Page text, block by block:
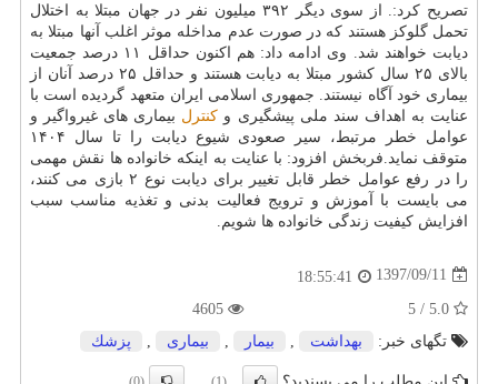
تصریح كرد:. از سوی دیگر ۳۹۲ میلیون نفر در جهان مبتلا به اختلال
تحمل گلوكز هستند كه در صورت عدم مداخله موثر اغلب آنها مبتلا به
دیابت خواهند شد. وی ادامه داد: هم اكنون حداقل ۱۱ درصد جمعیت
بالای ۲۵ سال كشور مبتلا به دیابت هستند و حداقل ۲۵ درصد آنان از
بیماری خود آگاه نیستند. جمهوری اسلامی ایران متعهد گردیده است با
عنایت به اهداف سند ملی پیشگیری و كنترل بیماری های غیرواگیر و
عوامل خطر مرتبط، سیر صعودی شیوع دیابت را تا سال ۱۴۰۴
متوقف نماید.فربخش افزود: با عنایت به اینكه خانواده ها نقش مهمی
را در رفع عوامل خطر قابل تغییر برای دیابت نوع ۲ بازی می كنند،
می بایست با آموزش و ترویج فعالیت بدنی و تغذیه مناسب سبب
افزایش كیفیت زندگی خانواده ها شویم.
1397/09/11
18:55:41
تگهای خبر:
بهداشت بیمار بیماری پزشك